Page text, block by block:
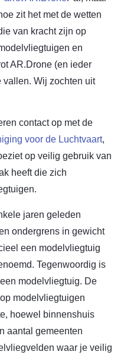
zit het met de wetten
van kracht zijn op
en
AR.Drone (en ieder
vallen. Wij zochten uit
contact op met de
voor de Luchtvaart,
op veilig gebruik van
heeft die zich
jaren geleden
ondergrens in gewicht
een modelvliegtuig
Tegenwoordig is
modelvliegtuig. De
modelvliegtuigen
hoewel binnenshuis
aantal gemeenten
waar je veilig